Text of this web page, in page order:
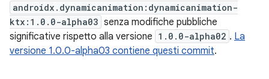
androidx.dynamicanimation:dynamicanimation-
ktx:1.0.0-alpha03 senza modifiche pubbliche
significative rispetto alla versione 1.0.0-alpha02 . La
versione 1.0.0-alpha03 contiene questi commit.